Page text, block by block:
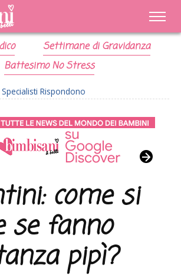
Settimane di Gravidanza
Battesimo No Stress
Specialisti Rispondono
come si
se fanno
pipì?